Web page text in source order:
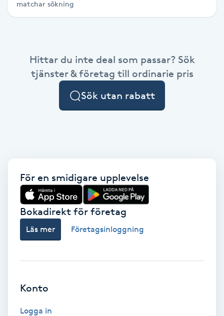
Coachning
Cryoterapi
Enzympeeling
Extensions
Eyeliner-tatuering
matchar sökning
Hittar du inte deal som passar? Sök
tjänster & företag till ordinarie pris
Sök utan rabatt
För en smidigare upplevelse
Bokadirekt för företag
Läs mer Företagsinloggning
Konto
Logga in